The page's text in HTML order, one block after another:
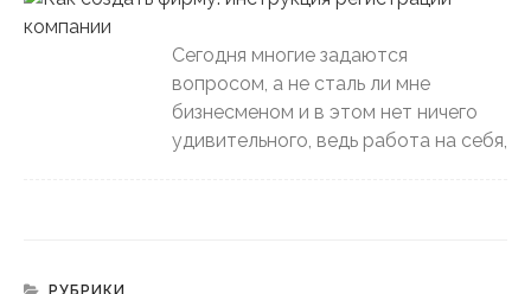
Сегодня многие задаются
вопросом, а не сталь ли мне
бизнесменом и в этом нет ничего
удивительного, ведь работа на себя,
РУБРИКИ